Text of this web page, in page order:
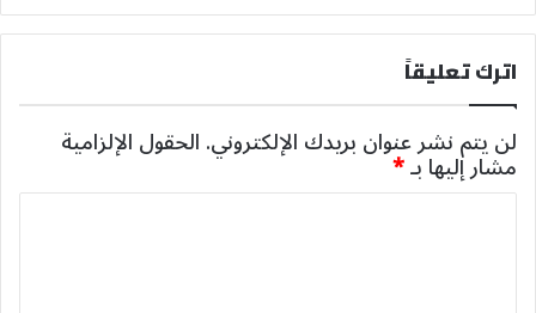
اترك تعليقاً
لن يتم نشر عنوان بريدك الإلكتروني.الحقول الإلزامية
مشار إليها بـ*